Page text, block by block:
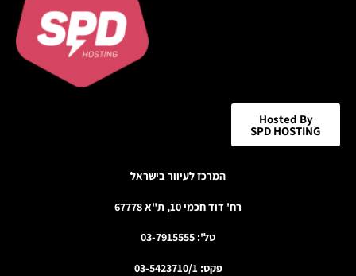
Hosted By
SPD HOSTING
המרכז לעיוור בישראל
רח' דוד חכמי 10, ת"א 67778
טל': 03-7915555
פקס: 03-5423710/1